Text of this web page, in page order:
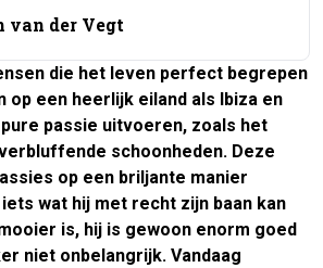
van der Vegt
die het leven perfect begrepen
op een heerlijk eiland als Ibiza en
passie uitvoeren, zoals het
schoonheden. Deze
op een briljante manier
wat hij met recht zijn baan kan
is, hij is gewoon enorm goed
niet onbelangrijk. Vandaag